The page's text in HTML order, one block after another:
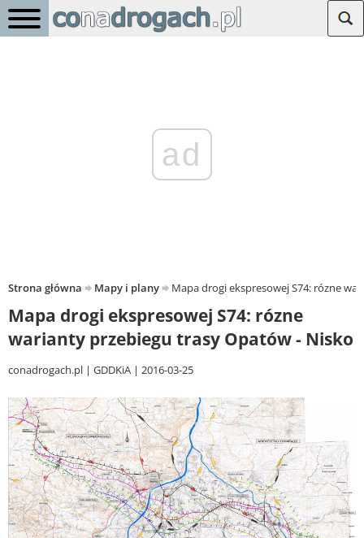
ad
Strona główna Mapy i plany Mapa drogi ekspresowej S74: rózne
Mapa drogi ekspresowej S74: rózne
warianty przebiegu trasy Opatów - Nisko
conadrogach.pl GDDKiA 2016-03-25